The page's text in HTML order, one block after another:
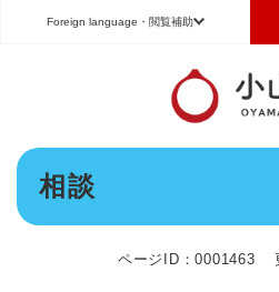
メニューを飛ば
Foreign language ・閲覧補助
重要なお知らせ
令和8年6月26日発生の地震被害に対
2026年6月28日更新
地震による断水は6月28日午後5時に
2026年6月28日更新
Foreign language
日本語（Japanese） English（
Português（ポルトガル語）
標準 拡大 背景色
本
相談
ページID：0001463